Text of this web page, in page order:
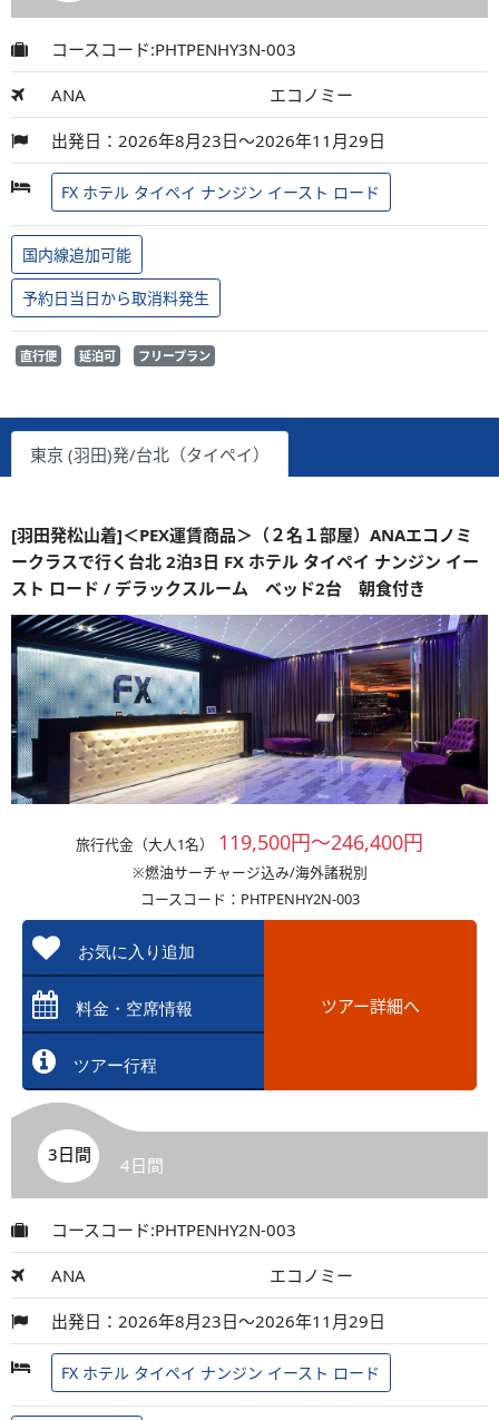
コースコード:PHTPENHY3N-003
ANA エコノミー
出発日：2026年8月23日～2026年11月29日
FX ホテル タイペイ ナンジン イースト ロード
国内線追加可能
予約日当日から取消料発生
直行便 延泊可 フリープラン
東京 (羽田)発/台北（タイペイ）
[羽田発松山着]＜PEX運賃商品＞（２名１部屋）ANAエコノミ
ークラスで行く台北 2泊3日 FX ホテル タイペイ ナンジン イー
スト ロード / デラックスルーム ベッド2台 朝食付き
旅行代金（大人1名） 119,500円～246,400円
※燃油サーチャージ込み/海外諸税別
コースコード：PHTPENHY2N-003
お気に入り追加
料金・空席情報
ツアー行程
ツアー詳細へ
3日間 4日間
コースコード:PHTPENHY2N-003
ANA エコノミー
出発日：2026年8月23日～2026年11月29日
FX ホテル タイペイ ナンジン イースト ロード